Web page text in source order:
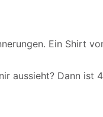
Ein
aussieht? Dann ist